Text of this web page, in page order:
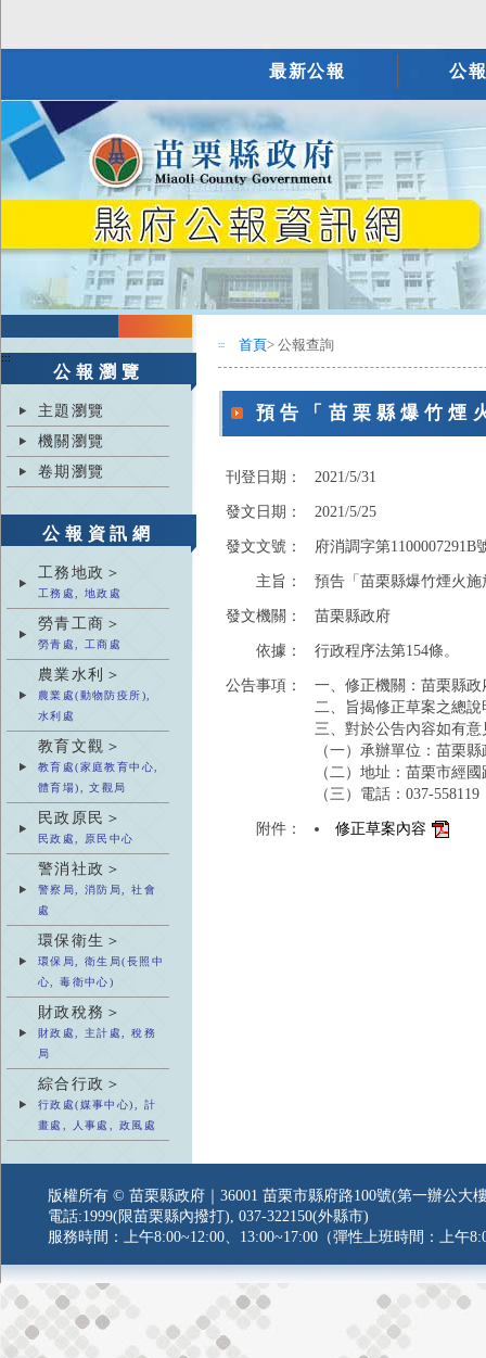
最新公報 公
:::
公報瀏覽
主題瀏覽
機關瀏覽
卷期瀏覽
公報資訊網
工務地政＞
工務處, 地政處
勞青工商＞
勞青處, 工商處
農業水利＞
農業處(動物防疫所),
水利處
教育文觀＞
教育處(家庭教育中心,
體育場), 文觀局
民政原民＞
民政處, 原民中心
警消社政＞
警察局, 消防局, 社會
處
環保衛生＞
環保局, 衛生局(長照中
心, 毒衛中心)
財政稅務＞
財政處, 主計處, 稅務
局
綜合行政＞
行政處(媒事中心), 計
畫處, 人事處, 政風處
::: 首頁> 公報查詢
預告「苗栗縣爆竹煙
刊登日期：
2021/5/31
發文日期：
2021/5/25
發文文號：
府消調字第1100007291B
主旨：
預告「苗栗縣爆竹煙火
發文機關：
苗栗縣政府
依據：
行政程序法第154條。
公告事項：
一、修正機關：苗栗縣政
二、旨揭修正草案之總
三、對於公告內容如有
（一）承辦單位：苗栗
（二）地址：苗栗市經
（三）電話：037-
附件：
修正草案內容
版權所有 © 苗栗縣政府｜36001 苗栗市縣府路100號(第一辦公大
電話:1999(限苗栗縣內撥打), 037-322150(外縣市)
服務時間：上午8:00~12:00、13:00~17:00（彈性上班時間：上午